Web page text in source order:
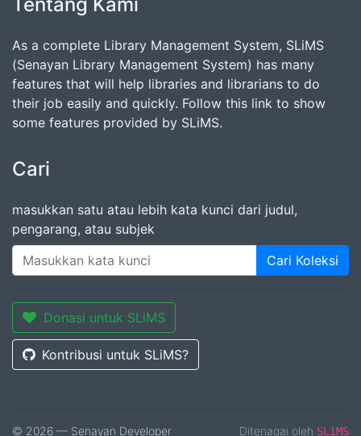
As a complete Library Management System, SLiMS
(Senayan Library Management System) has many
features that will help libraries and librarians to do
their job easily and quickly. Follow this link to show
some features provided by SLiMS.
Cari
masukkan satu atau lebih kata kunci dari judul,
pengarang, atau subjek
Cari Koleksi
Donasi untuk SLiMS
Kontribusi untuk SLiMS?
© 2026 — Senayan Developer Ditenagai oleh SLiMS